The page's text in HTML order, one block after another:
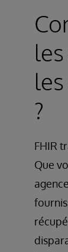
?
FHIR
Que